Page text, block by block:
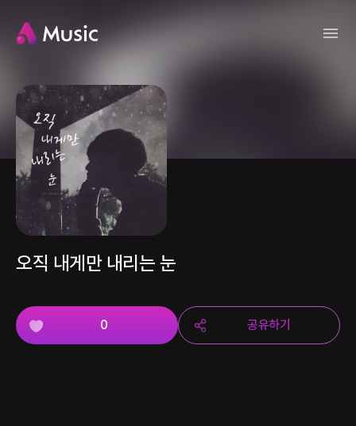
오직 내게만 내리는 눈
0 공유하기